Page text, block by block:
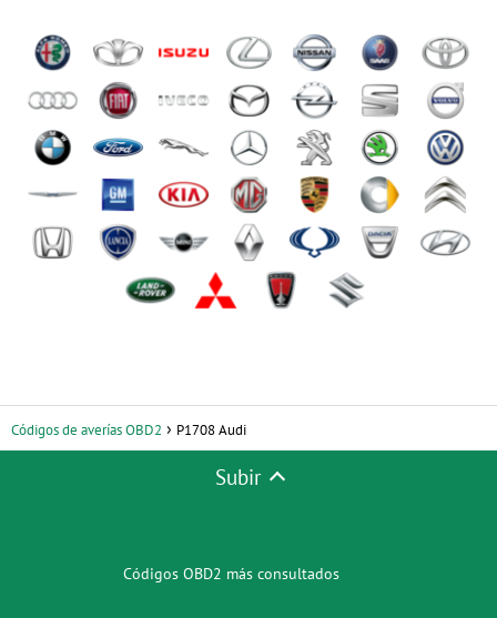
Códigos de averías OBD2 P1708 Audi
Subir
Códigos OBD2 más consultados